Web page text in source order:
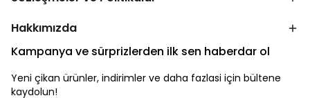
Hakkımızda
Kampanya ve sürprizlerden ilk sen haberdar ol
Yeni çikan ürünler, indirimler ve daha fazlasi için bültene
kaydolun!